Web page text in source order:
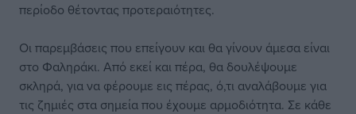
περίοδο θέτοντας προτεραιότητες.
Οι παρεμβάσεις που επείγουν και θα γίνουν άμεσα είναι
στο Φαληράκι. Από εκεί και πέρα, θα δουλέψουμε
σκληρά, για να φέρουμε εις πέρας, ό,τι αναλάβουμε για
τις ζημιές στα σημεία που έχουμε αρμοδιότητα. Σε κάθε